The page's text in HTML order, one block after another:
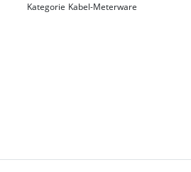
Kategorie Kabel-Meterware